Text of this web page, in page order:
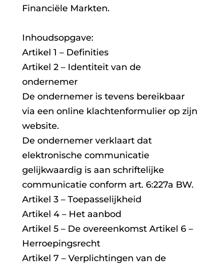
Financiële Markten.
Inhoudsopgave:
Artikel 1 – Definities
Artikel 2 – Identiteit van de
ondernemer
De ondernemer is tevens bereikbaar
via een online klachtenformulier op zijn
website.
De ondernemer verklaart dat
elektronische communicatie
gelijkwaardig is aan schriftelijke
communicatie conform art. 6:227a BW.
Artikel 3 – Toepasselijkheid
Artikel 4 – Het aanbod
Artikel 5 – De overeenkomst Artikel 6 –
Herroepingsrecht
Artikel 7 – Verplichtingen van de